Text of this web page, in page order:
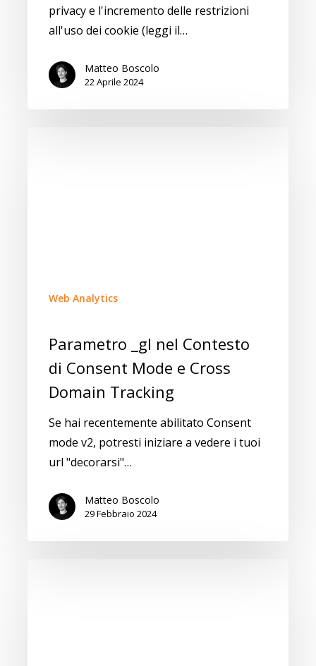
privacy e l'incremento delle restrizioni
all'uso dei cookie (leggi il…
Matteo Boscolo
22 Aprile 2024
Web Analytics
Parametro _gl nel Contesto
di Consent Mode e Cross
Domain Tracking
Se hai recentemente abilitato Consent
mode v2, potresti iniziare a vedere i tuoi
url "decorarsi"…
Matteo Boscolo
29 Febbraio 2024